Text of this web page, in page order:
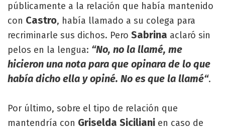
públicamente a la relación que había mantenido
con Castro, había llamado a su colega para
recriminarle sus dichos. Pero Sabrina aclaró sin
pelos en la lengua: “No, no la llamé, me
hicieron una nota para que opinara de lo que
había dicho ella y opiné. No es que la llamé“.
Por último, sobre el tipo de relación que
mantendría con Griselda Siciliani en caso de